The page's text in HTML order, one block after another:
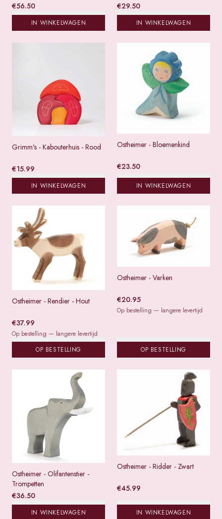
€56.50
IN WINKELWAGEN
€29.50
IN WINKELWAGEN
Grimm's - Kabouterhuis - Rood
€15.99
IN WINKELWAGEN
Ostheimer - Bloemenkind
€23.50
IN WINKELWAGEN
Ostheimer - Rendier - Hout
€37.99
Op bestelling — langere levertijd
OP BESTELLING
Ostheimer - Varken
€20.95
Op bestelling — langere levertijd
OP BESTELLING
Ostheimer - Olifantenstier -
Trompetten
€36.50
IN WINKELWAGEN
Ostheimer - Ridder - Zwart
€45.99
IN WINKELWAGEN